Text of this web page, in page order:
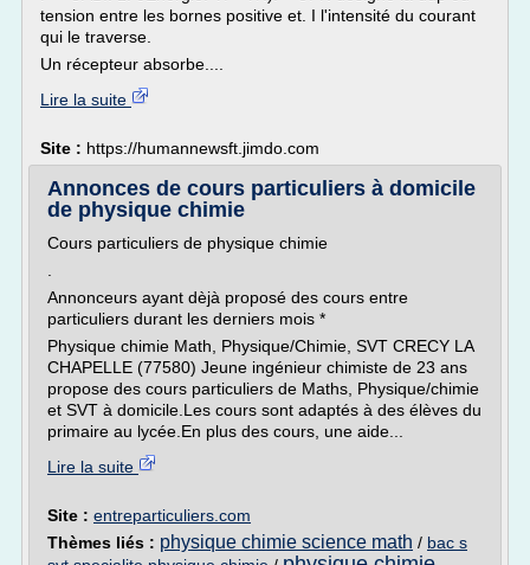
tension entre les bornes positive et. I l'intensité du courant
qui le traverse.
Un récepteur absorbe....
Lire la suite
Site : https://humannewsft.jimdo.com
Annonces de cours particuliers à domicile
de physique chimie
Cours particuliers de physique chimie
Annonceurs ayant dèjà proposé des cours entre
particuliers durant les derniers mois *
Physique chimie Math, Physique/Chimie, SVT CRECY LA
CHAPELLE (77580) Jeune ingénieur chimiste de 23 ans
propose des cours particuliers de Maths, Physique/chimie
et SVT à domicile.Les cours sont adaptés à des élèves du
primaire au lycée.En plus des cours, une aide...
Lire la suite
Site : entreparticuliers.com
Thèmes liés : physique chimie science math / bac s